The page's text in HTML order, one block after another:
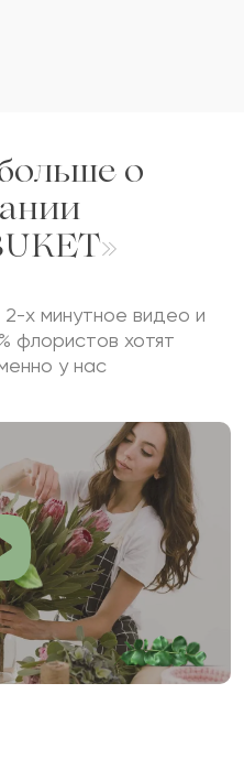
о
х минутное видео и
флористов хотят
у нас